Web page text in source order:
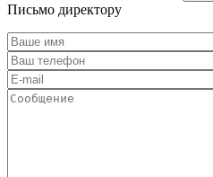
Письмо директору